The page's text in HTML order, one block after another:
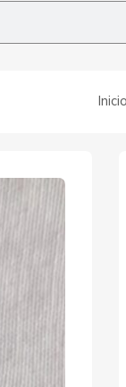
Inicio